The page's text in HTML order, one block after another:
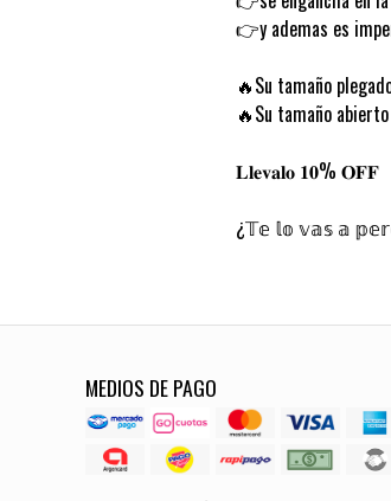
👉y ademas es
🔥Su tamaño
🔥Su tamaño
𝐋𝐥𝐞𝐯𝐚𝐥𝐨 𝟏𝟎% 𝐎𝐅𝐅
¿𝕋𝕖 𝕝𝕠 𝕧𝕒𝕤 𝕒
MEDIOS DE PAGO